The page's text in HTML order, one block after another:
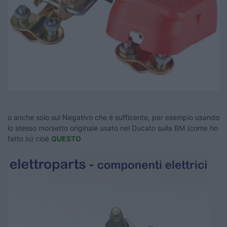
o anche solo sul Negativo che è sufficente, per esempio usando
lo stesso morsetto originale usato nel Ducato sulla BM (come ho
fatto io) cioè QUESTO